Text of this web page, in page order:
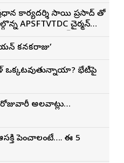
ప్రధాన కార్యదర్శి సాయి ప్రసాద్ తో
APSFTVTDC చైర్మన్
కనకరాజు’
ఒక్కటవుతున్నాయా? భేటీపై
అలవాట్లు…
పెంచాలంటే…. ఈ 5